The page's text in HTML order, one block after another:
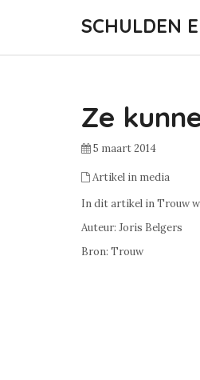
SCHULDEN
Ze
5 maart 2014
Artikel in media
In dit artikel in Trouw
Auteur: Joris Belgers
Bron: Trouw